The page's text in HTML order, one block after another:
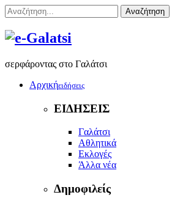
Αναζήτηση
σερφάροντας στο Γαλάτσι
Αρχικήειδήσεις
ΕΙΔΗΣΕΙΣ
Γαλάτσι
Αθλητικά
Εκλογές
Άλλα νέα
Δημοφιλείς